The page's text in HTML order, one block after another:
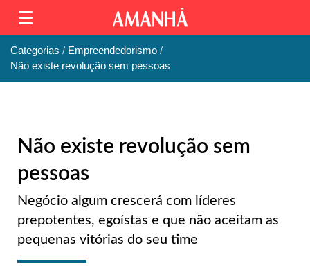
Categorias
Empreendedorismo
Não existe revolução sem pessoas
Não existe revolução sem
pessoas
Negócio algum crescerá com líderes
prepotentes, egoístas e que não aceitam as
pequenas vitórias do seu time